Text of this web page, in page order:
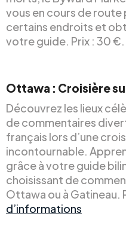
vous en cours de route
certains endroits et
votre guide. Prix : 30 €.
Ottawa : Croisière
Découvrez les lieux
de commentaires
français lors d’une
incontournable.
grâce à votre guide
choisissant de
Ottawa ou à Gatineau.
d’informations